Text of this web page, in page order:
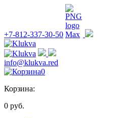
+7-812-337-30-50
info@klukva.red
0
Корзина:
0 руб.